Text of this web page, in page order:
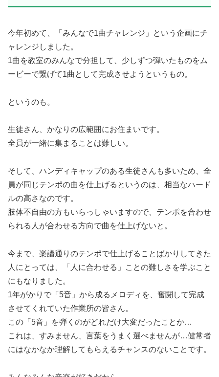
今年初めて、「みんなで1曲チャレンジ」という企画にチ
ャレンジしました。
1曲を教室のみんなで分担して、少しずつ弾いたものをム
ービーで繋げて1曲として完成させようというもの。
というのも。
生徒さん、かなりの広範囲にお住まいです。
全員が一緒に集まることは難しい。
そして、ハンディキャップのある生徒さんも多いため、全
員が同じテンポの曲を仕上げるというのは、相当なハード
ルの高さなのです。
肢体不自由の方もいらっしゃいますので、テンポを合わせ
られる人が合わせる方向で曲を仕上げないと。
今まで、楽譜通りのテンポで仕上げることばかりしてきた
人にとっては、「人に合わせる」ことの難しさを学ぶこと
にもなりました。
1年がかりで「5音」から成るメロディを、奮闘して完成
させてくれていた作業所の皆さん。
この「5音」を弾くのがどれだけ大変だったことか…
これは、すみません、言葉をうまく選べませんが…健常者
にはなかなか理解してもらえるチャンスのないことです。